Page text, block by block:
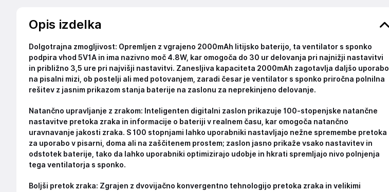
Opis izdelka
Dolgotrajna zmogljivost: Opremljen z vgrajeno 2000mAh litijsko baterijo, ta ventilator s sponko
podpira vhod 5V1A in ima nazivno moč 4.8W, kar omogoča do 30 ur delovanja pri najnižji nastavitvi
in približno 3,5 ure pri najvišji nastavitvi. Zanesljiva kapaciteta 2000mAh zagotavlja daljšo uporabo
na pisalni mizi, ob postelji ali med potovanjem, zaradi česar je ventilator s sponko priročna polnilna
rešitev z jasnim prikazom stanja baterije na zaslonu za neprekinjeno delovanje.
Natančno upravljanje z zrakom: Inteligenten digitalni zaslon prikazuje 100-stopenjske natančne
nastavitve pretoka zraka in informacije o bateriji v realnem času, kar omogoča natančno
uravnavanje jakosti zraka. S 100 stopnjami lahko uporabniki nastavljajo nežne spremembe pretoka
za uporabo v pisarni, doma ali na zaščitenem prostem; zaslon jasno prikaže vsako nastavitev in
odstotek baterije, tako da lahko uporabniki optimizirajo udobje in hkrati spremljajo nivo polnjenja
tega ventilatorja s sponko.
Boljši pretok zraka: Zgrajen z dvovijačno konvergentno tehnologijo pretoka zraka in velikimi